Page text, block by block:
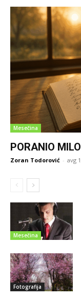
Mesečina
PORANIO
Zoran Todorović - avg
Mesečina
Fotografija